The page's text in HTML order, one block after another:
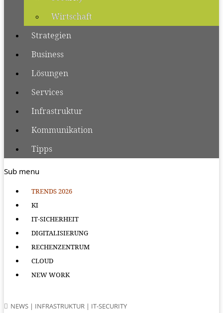
Wirtschaft
Strategien
Business
Lösungen
Services
Infrastruktur
Kommunikation
Tipps
Sub menu
TRENDS 2026
KI
IT-SICHERHEIT
DIGITALISIERUNG
RECHENZENTRUM
CLOUD
NEW WORK
NEWS | INFRASTRUKTUR | IT-SECURITY